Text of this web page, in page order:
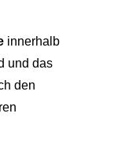
innerhalb
und das
den